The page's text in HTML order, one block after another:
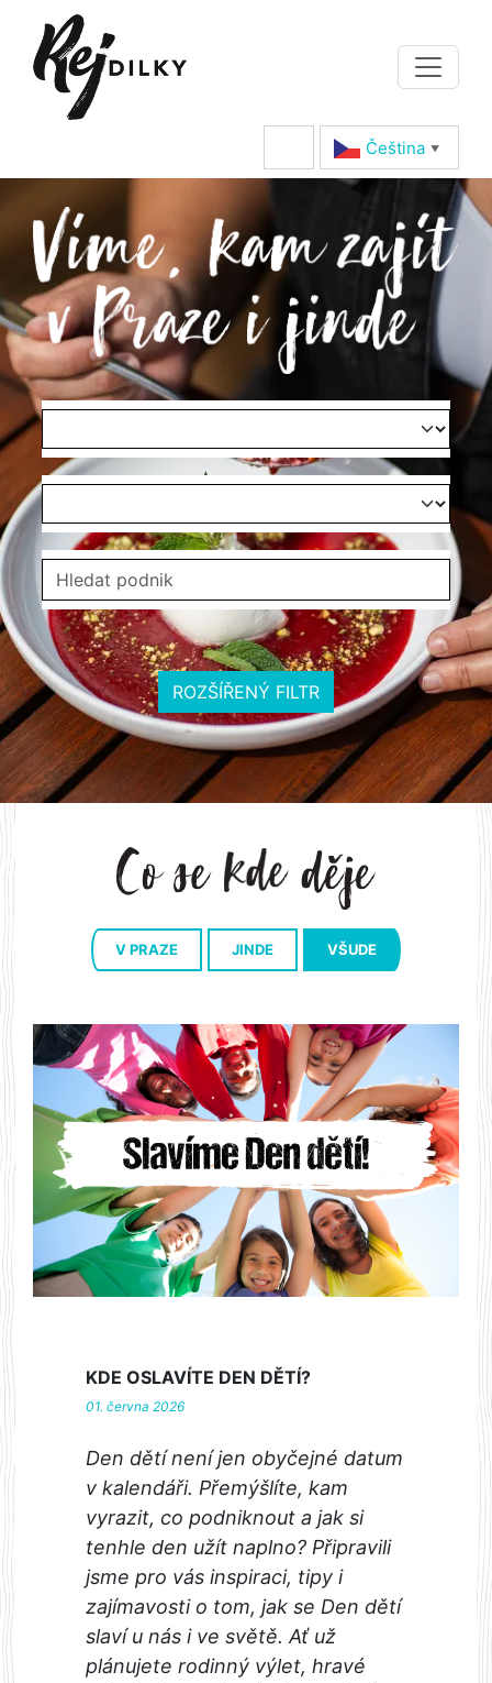
Čeština‎ ▼
ROZŠÍŘENÝ FILTR
V PRAZE JINDE VŠUDE
KDE OSLAVÍTE DEN DĚTÍ?
01. června 2026
Den dětí není jen obyčejné datum
v kalendáři. Přemýšlíte, kam
vyrazit, co podniknout a jak si
tenhle den užít naplno? Připravili
jsme pro vás inspiraci, tipy i
zajímavosti o tom, jak se Den dětí
slaví u nás i ve světě. Ať už
plánujete rodinný výlet, hravé